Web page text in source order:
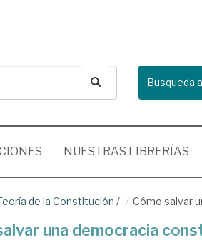
Busqueda
NUESTRAS LIBRERÍAS
de la Constitución / Cómo salvar
una democracia